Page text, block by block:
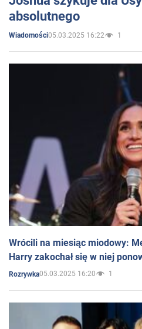
absolutnego
Wiadomości05.03.2025 16:22 1
Wrócili na miesiąc miodowy:
Harry zakochał się w niej
Rozrywka05.03.2025 16:20 1